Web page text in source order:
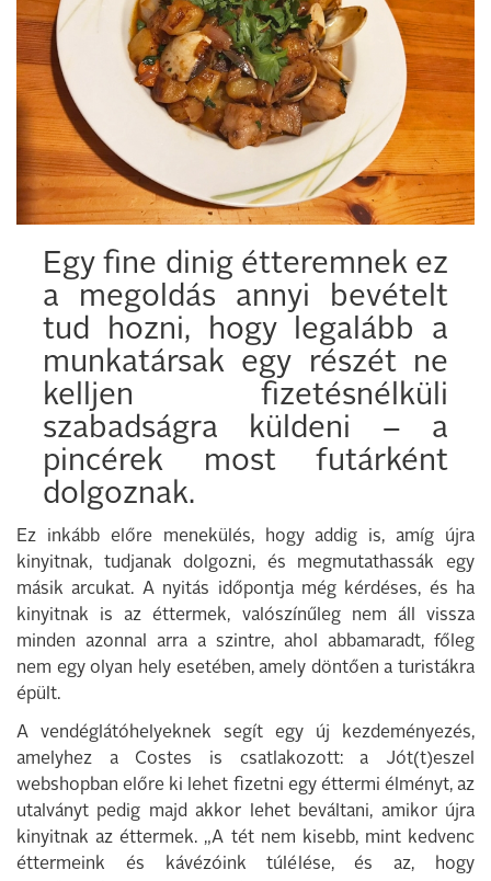
Egy fine dinig étteremnek ez
a megoldás annyi bevételt
tud hozni, hogy legalább a
munkatársak egy részét ne
kelljen fizetésnélküli
szabadságra küldeni – a
pincérek most futárként
dolgoznak.
Ez inkább előre menekülés, hogy addig is, amíg újra
kinyitnak, tudjanak dolgozni, és megmutathassák egy
másik arcukat. A nyitás időpontja még kérdéses, és ha
kinyitnak is az éttermek, valószínűleg nem áll vissza
minden azonnal arra a szintre, ahol abbamaradt, főleg
nem egy olyan hely esetében, amely döntően a turistákra
épült.
A vendéglátóhelyeknek segít egy új kezdeményezés,
amelyhez a Costes is csatlakozott: a Jót(t)eszel
webshopban előre ki lehet fizetni egy éttermi élményt, az
utalványt pedig majd akkor lehet beváltani, amikor újra
kinyitnak az éttermek. „A tét nem kisebb, mint kedvenc
éttermeink és kávézóink túlélése, és az, hogy